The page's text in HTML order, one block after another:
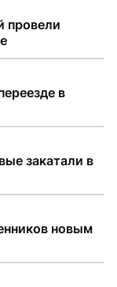
провели
в
закатали в
новым